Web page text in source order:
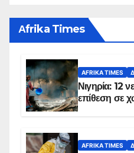
Αfrika Times
AFRIKA TIMES
Νιγηρία: 12
επίθεση σε
AFRIKA TIMES